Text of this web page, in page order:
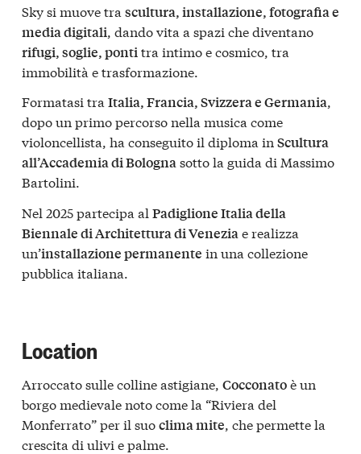
Sky si muove tra scultura, installazione, fotografia e
media digitali, dando vita a spazi che diventano
rifugi, soglie, pontitra intimo e cosmico, tra
immobilità e trasformazione.
Formatasi tra Italia, Francia, Svizzera e Germania,
dopo un primo percorso nella musica come
violoncellista, ha conseguito il diploma in Scultura
all’Accademia di Bolognasotto la guida di Massimo
Bartolini.
Nel 2025 partecipa al Padiglione Italia della
Biennale di Architettura di Veneziae realizza
un’installazione permanente in una collezione
pubblica italiana.
Location
Arroccato sulle colline astigiane, Cocconatoè un
borgo medievale noto come la “Riviera del
Monferrato” per il suoclima mite, che permette la
crescita di ulivi e palme.